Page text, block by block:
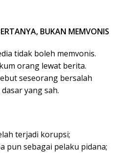
BUKAN MEMVONIS
tidak boleh memvonis.
orang lewat berita.
seseorang bersalah
yang sah.
terjadi korupsi;
pun sebagai pelaku pidana;